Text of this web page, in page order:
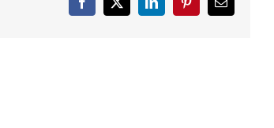
Facebook
X LinkedInPinterestCorreo
electrónico